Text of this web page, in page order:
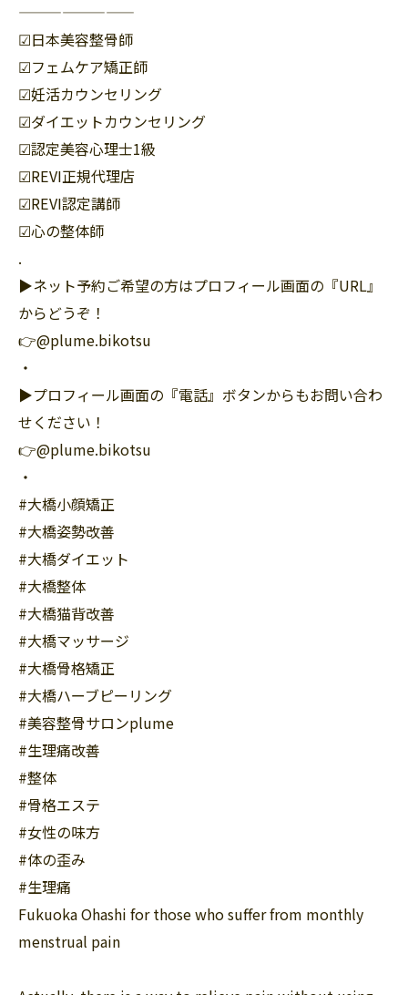
————————
☑︎日本美容整骨師
☑︎フェムケア矯正師
☑︎妊活カウンセリング
☑︎ダイエットカウンセリング
☑︎認定美容心理士1級
☑︎REVI正規代理店
☑︎REVI認定講師
☑︎心の整体師
.
▶︎ネット予約ご希望の方はプロフィール画面の『URL』
からどうぞ！
👉@plume.bikotsu
・
▶︎プロフィール画面の『電話』ボタンからもお問い合わ
せください！
👉@plume.bikotsu
・
#大橋小顔矯正
#大橋姿勢改善
#大橋ダイエット
#大橋整体
#大橋猫背改善
#大橋マッサージ
#大橋骨格矯正
#大橋ハーブピーリング
#美容整骨サロンplume
#生理痛改善
#整体
#骨格エステ
#女性の味方
#体の歪み
#生理痛
Fukuoka Ohashi for those who suffer from monthly
menstrual pain